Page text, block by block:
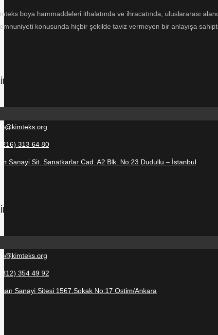
boya hammaddeleri ithalatında ve ihracatında, uluslararası
konusunda hiçbir şekilde taviz vermeyen bir anlayışa
Merkez
313 64 80
Sanayi Sit. Sanatkarlar Cad. A2 Blk. No:23 Dudullu – İstanbul
Ankara
354 49 92
Sanayi Sitesi 1567.Sokak No:17 Ostim/Ankara